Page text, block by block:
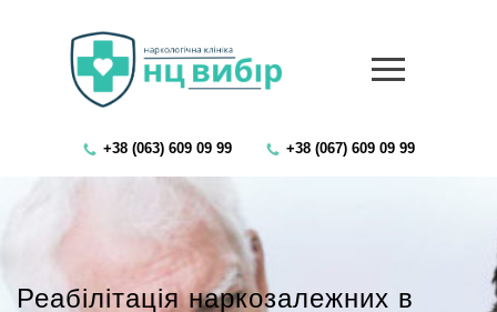
+38 (063) 609 09 99 +38 (067) 609 09 99
Реабілітація наркозалежних в